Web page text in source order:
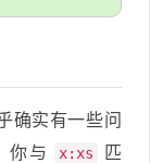
确实有一些问
你与 x:xs
匹